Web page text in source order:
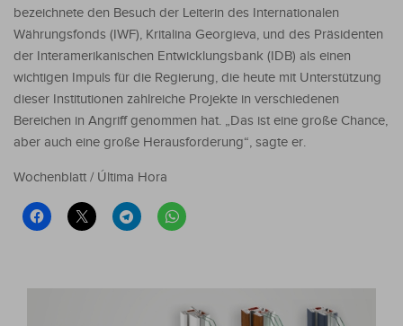
bezeichnete den Besuch der Leiterin des Internationalen
Währungsfonds (IWF), Kritalina Georgieva, und des Präsidenten
der Interamerikanischen Entwicklungsbank (IDB) als einen
wichtigen Impuls für die Regierung, die heute mit Unterstützung
dieser Institutionen zahlreiche Projekte in verschiedenen
Bereichen in Angriff genommen hat. „Das ist eine große Chance,
aber auch eine große Herausforderung“, sagte er.
Wochenblatt / Última Hora